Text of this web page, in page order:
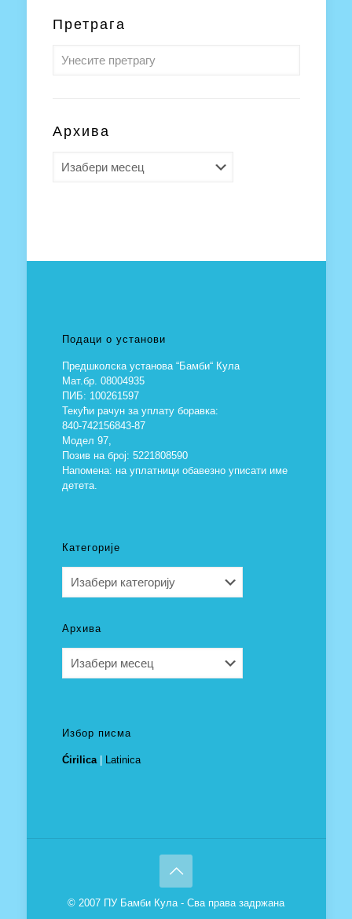
Претрага
Архива
Подаци о установи
Предшколска установа “Бамби“ Кула
Мат.бр. 08004935
ПИБ: 100261597
Текући рачун за уплату боравка:
840-742156843-87
Модел 97,
Позив на број: 5221808590
Напомена: на уплатници обавезно уписати име
детета.
Категорије
Архива
Избор писма
Ćirilica| Latinica
© 2007 ПУ Бамби Кула - Сва права задржана